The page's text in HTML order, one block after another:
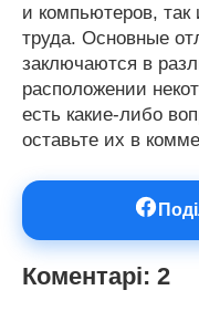
и компьютеров, так
труда. Основные
заключаются в
расположении
есть какие-либо
оставьте их в
Коментарі: 2